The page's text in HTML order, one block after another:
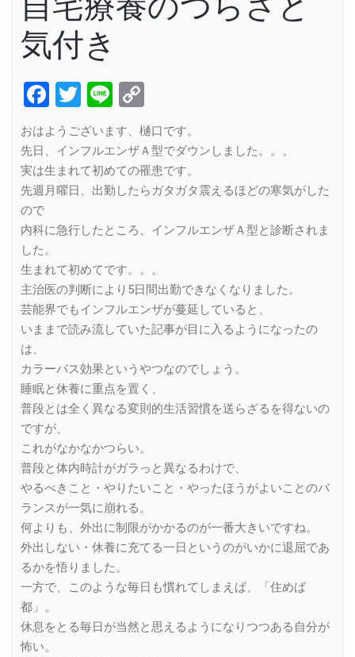
気付き
Facebook
Twitter
Line
Link
おはようございます、樋口です。
先日、インフルエンザＡ型でダウンしました。。。
実は生まれて初めての罹患です。
先週月曜日、出勤したらガタガタ震えるほどの寒気がした
ので
内科に急行したところ、インフルエンザＡ型と診断されま
した。
生まれて初めてです。。。
主治医の判断により5日間出勤できなくなりました。
芸能界でもインフルエンザが蔓延していると、
いままで読み流していた記事が目に入るようになったの
は、
カラーバス効果というやつなのでしょう。
睡眠と休養に重点を置く、
普段とは全く異なる変則的生活習慣を送らざるを得ないの
ですが、
これがなかなかつらい。
普段と体内時計がガラっと異なるわけで、
やるべきこと・やりたいこと・やったほうがよいことのバ
ランスが一気に崩れる。
何よりも、外出に制限がかかるのが一番大きいですね。
外出しない・休養に充てる一日というのがいかに退屈であ
るかを悟りました。
一方で、このような毎日も慣れてしまえば、「住めば
都」。
休息をとる毎日が当然と思えるようになりつつある自分が
怖い。